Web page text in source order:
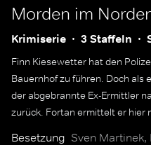
Morden im
Krimiserie 3 Staffeln
Finn Kiesewetter hat den
Bauernhof zu führen. Doch als
der abgebrannte Ex-Ermittler
zurück. Fortan ermittelt er hier
Besetzung Sven